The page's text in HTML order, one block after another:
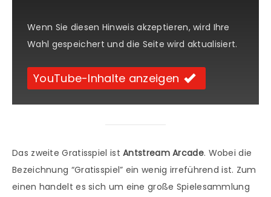
Wenn Sie diesen Hinweis akzeptieren, wird Ihre
Wahl gespeichert und die Seite wird aktualisiert.
YouTube-Inhalte anzeigen
Das zweite Gratisspiel istAntstream Arcade. Wobei die
Bezeichnung “Gratisspiel” ein wenig irreführend ist. Zum
einen handelt es sich um eine große Spielesammlung